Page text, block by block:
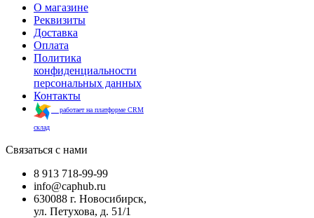
О магазине
Реквизиты
Доставка
Оплата
Политика
конфиденциальности
персональных данных
Контакты
работает на платформе CRM
склад
Связаться с нами
8 913 718-99-99
info@caphub.ru
630088 г. Новосибирск,
ул. Петухова, д. 51/1